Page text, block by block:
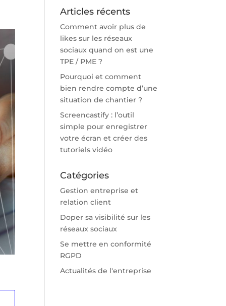
Articles récents
Comment avoir plus de
likes sur les réseaux
sociaux quand on est une
TPE / PME ?
Pourquoi et comment
bien rendre compte d’une
situation de chantier ?
Screencastify : l’outil
simple pour enregistrer
votre écran et créer des
tutoriels vidéo
Catégories
Gestion entreprise et
relation client
Doper sa visibilité sur les
réseaux sociaux
Se mettre en conformité
RGPD
Actualités de l'entreprise